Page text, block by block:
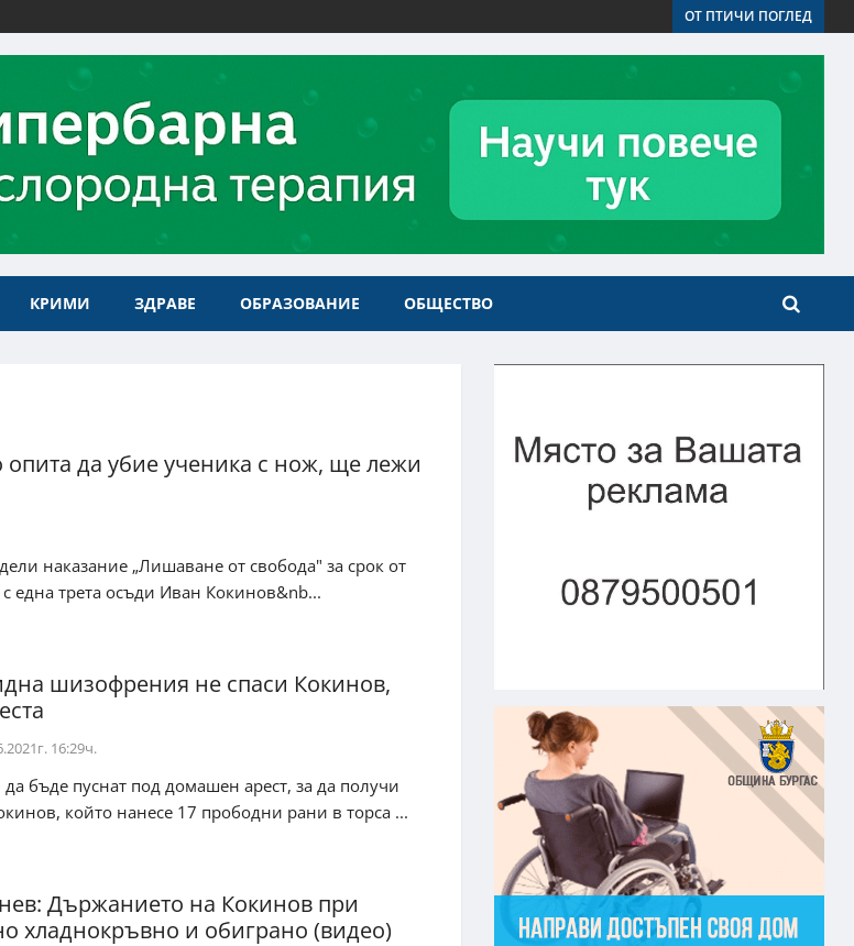
ОТ ПТИЧИ ПОГЛЕД
КРИМИ ЗДРАВЕ ОБРАЗОВАНИЕ ОБЩЕСТВО
опита да убие ученика с нож, ще лежи
наказание „Лишаване от свобода" за срок от
една трета осъди Иван Кокинов&nb...
шизофрения не спаси Кокинов,
16:29ч.
бъде пуснат под домашен арест, за да получи
който нанесе 17 прободни рани в торса ...
Държанието на Кокинов при
хладнокръвно и обиграно (видео)